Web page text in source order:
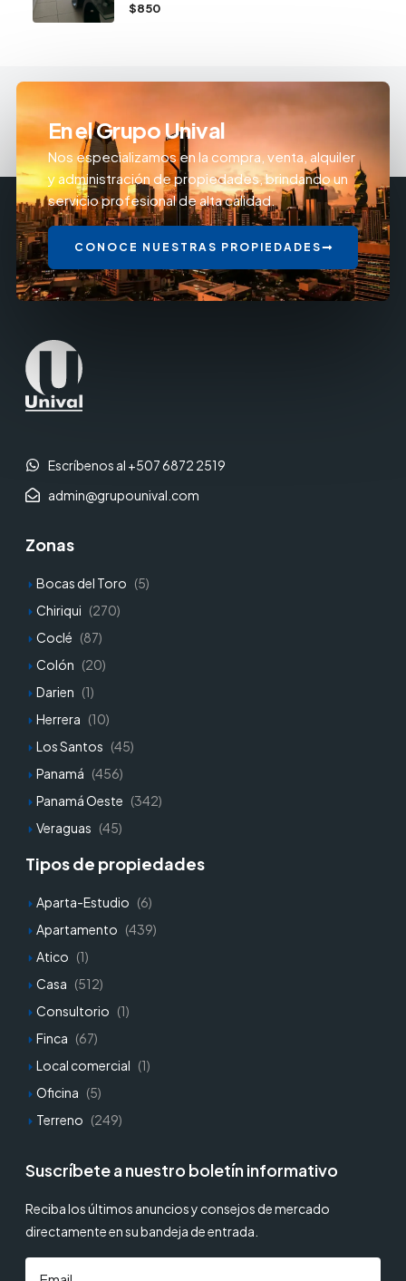
$850
En el Grupo Unival
Nos especializamos en la compra, venta, alquiler
y administración de propiedades, brindando un
servicio profesional de alta calidad.
CONOCE NUESTRAS PROPIEDADES
Escríbenos al +507 6872 2519
admin@grupounival.com
Zonas
Bocas del Toro (5)
Chiriqui (270)
Coclé (87)
Colón (20)
Darien (1)
Herrera (10)
Los Santos (45)
Panamá (456)
Panamá Oeste (342)
Veraguas (45)
Tipos de propiedades
Aparta-Estudio (6)
Apartamento (439)
Atico (1)
Casa (512)
Consultorio (1)
Finca (67)
Local comercial (1)
Oficina (5)
Terreno (249)
Suscríbete a nuestro boletín informativo
Reciba los últimos anuncios y consejos de mercado
directamente en su bandeja de entrada.